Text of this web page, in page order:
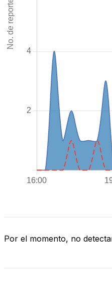
Por el momento, no